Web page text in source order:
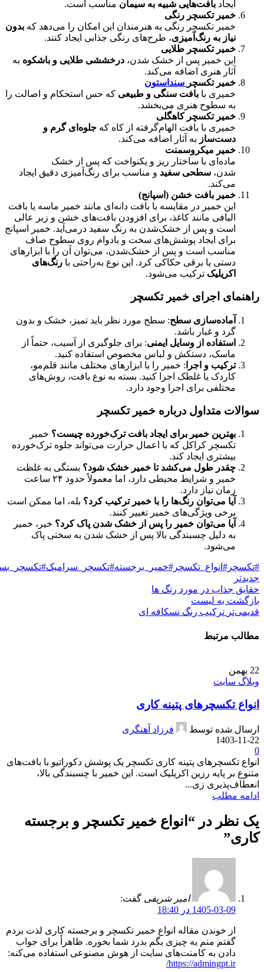
ایجاد بافت‌هایی شبیه به سیمان مناسب است.
خمیر تکسچر رنگی
خمیر تکسچر رنگی به هنرمندان این امکان را می‌دهد که بدون
نیاز به رنگ‌آمیزی، طرح‌های رنگی جذابی ایجاد کنند.
خمیر تکسچر طلایی
این خمیر پس از خشک شدن، درخششی طلایی و باشکوه به
آثار هنری اضافه می‌کند.
خمیر تکسچر سنداستون
خمیری با بافت سنگی و طبیعی که حس استحکام و اصالت را
به سطوح هنری می‌بخشد.
خمیر تکسچر کاهگلی
خمیری با بافت الهام‌گرفته از کاه که جلوه‌ای گرم و
دست‌ساز به آثار اضافه می‌کند.
خمیر میکروسمنت
ماده‌ای با ساختار ریز و یکنواخت که پس از خشک
شدن، سطحی سفید و مناسب برای رنگ‌آمیزی دقیق ایجاد
می‌کند.
خمیر بافت خشن (اسپانج)
این خمیر در مقایسه با بافت دانه‌ای مانند خمیر ماسه یا بافت
الیافی مانند کاغذ، برای افزودن بافت‌های خشن و زبر عالی
است و پس از خشک‌شدن به رنگ سفید درمی‌آید. خمیر اسپانج
برای ایجاد پوشش‌های سخت و بادوام روی سطوح صاف
مناسب است و پس از خشک‌شدن، می‌توان آن را با ابزارهای
دستی یا برقی حکاکی کرد. این نوع به‌راحتی با رنگ‌های
اکریلیک ترکیب می‌شود.
راهنمای اجرای خمیر تکسچر
آماده‌سازی سطح: سطح مورد نظر باید تمیز، خشک و بدون
گرد و غبار باشد.
استفاده از وسایل ایمنی: برای جلوگیری از آسیب، حتماً از
ماسک، دستکش و لباس مخصوص استفاده کنید.
ترکیب و اجرا : خمیر را با ابزارهای مختلف مانند قلم‌مو،
کاردک یا غلطک اجرا کنید. بسته به نوع بافت، روش‌های
مختلفی برای اجرا وجود دارد.
سوالات متداول درباره خمیر تکسچر
بهترین خمیر برای ایجاد بافت ترک‌خورده چیست؟ خمیر
تکسچر کراکل که با اعمال حرارت می‌تواند جلوه ترک‌خورده
بیشتری ایجاد کند.
چقدر طول می‌کشد تا خمیر خشک شود؟ بستگی به غلظت
خمیر و شرایط محیطی دارد، اما معمولاً حدود ۲۴ ساعت
زمان نیاز دارد.
آیا می‌توان رنگ‌ها را با خمیر ترکیب کرد؟ بله، اما ممکن است
برخی ویژگی‌های خمیر تغییر کنند.
آیا می‌توان خمیر را پس از خشک شدن پاک کرد؟ خیر، خمیر
به دلیل چسبندگی بالا پس از خشک شدن به سختی پاک
می‌شود.
جدیدتر
حقایق جذاب در مورد رنگ ها
بازگشت به لیست
قدیمی‌تر ترکیب رنگ نسکافه ای
مطالب مرتبط
22 بهمن
وبلاگ سایت
انواع تکسچرهای پتینه کاری
ارسال شده توسط
فرزاد آهنگری
1403-11-22
0
انواع تکسچرهای پتینه کاری تکسچر یک پوشش دکوراتیو با بافت‌های
متنوع بر پایه رزین اکریلیک است. این خمیر با چسبندگی بالا،
انعطاف‌پذیری زی...
ادامه مطلب
یک نظر در “ انواع خمیر تکسچر و برجسته
کاری”
امیر شریفی گفت:
1405-03-09 در 18:40
از خوندن مقاله انواع خمیر تکسچر و برجسته کاری لذت بردم
گفتم منم یه چیزی بگم بدرد شما بخوره. ظاهراً برای جواب
دادن به کامنت‌های سایت از هوش مصنوعی استفاده می‌کنه:
https://admingpt.ir/